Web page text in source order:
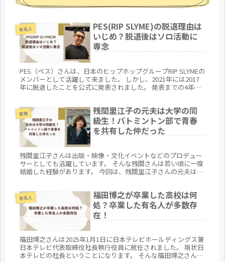
有名人
PES(RIP SLYME)の脱退理由は
いじめ？脱退後はソロ活動に
専念
PES（ペス）さんは、日本のヒップホップグループRIP SLYMEの
メンバーとして活躍して来ました。 しかし、2021年には2017
年に脱退したことを公式に発表されました。 発表までの4年間
家族
残間里江子の元夫は大学の同
級生！バトミントン部で青春
を共有した仲だった
残間里江子さんは出版・映像・文化イベントなどのプロデュー
サーとしても活躍しています。 そんな残間さんは若い頃に一度
結婚した経験があります。 今回は、残間里江子さんの元夫はど
有名人
福田博之が卒業した高校は何
処？卒業した有名人が多数存
在！
福田博之さんは2025年1月1日に日本テレビホールディングス兼
日本テレビ代表取締役社長執行役員に就任されました。 現状日
本テレビの社長ということになります。 そんな福田博之さんは